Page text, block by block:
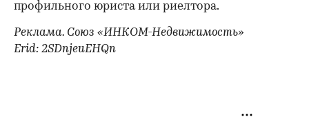
профильного юриста или риелтора.
Реклама. Союз «ИНКОМ-Недвижимость»
Erid: 2SDnjeuEHQn